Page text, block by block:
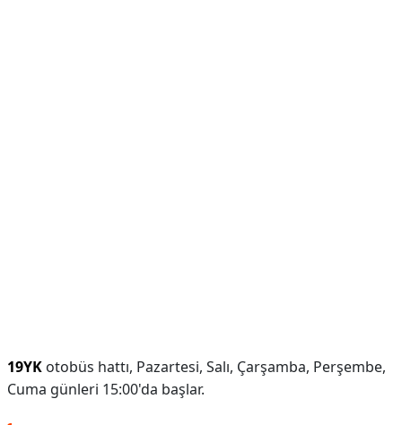
19YK otobüs hattı, Pazartesi, Salı, Çarşamba, Perşembe,
Cuma günleri 15:00'da başlar.